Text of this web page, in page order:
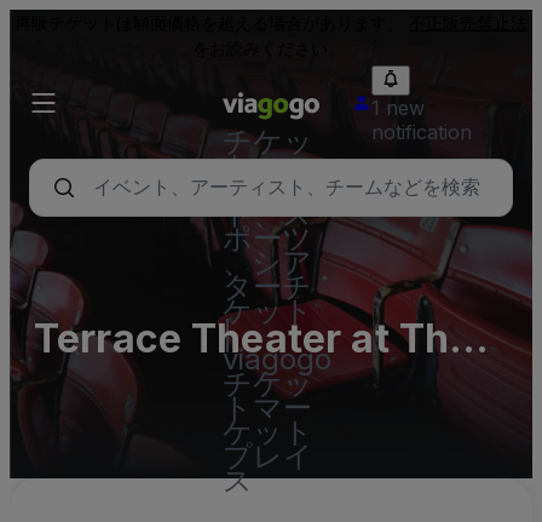
チケッ
ト - コ
ンサー
ト、ス
ポーツ
、シア
ターチ
ケット
|
viagogo
チケッ
トマー
ケット
プレイ
ス
1 new
notification
Terrace Theater at The
Kennedy Center -
Complex Parking Lots
(InActive)